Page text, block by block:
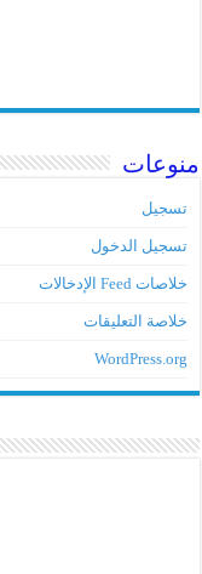
منوعات
تسجيل
تسجيل الدخول
خلاصات Feed الإدخالات
خلاصة التعليقات
WordPress.org